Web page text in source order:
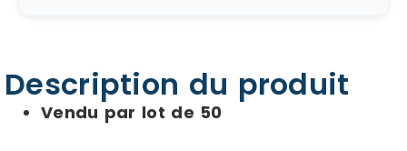
Description du produit
Vendu par lot de 50